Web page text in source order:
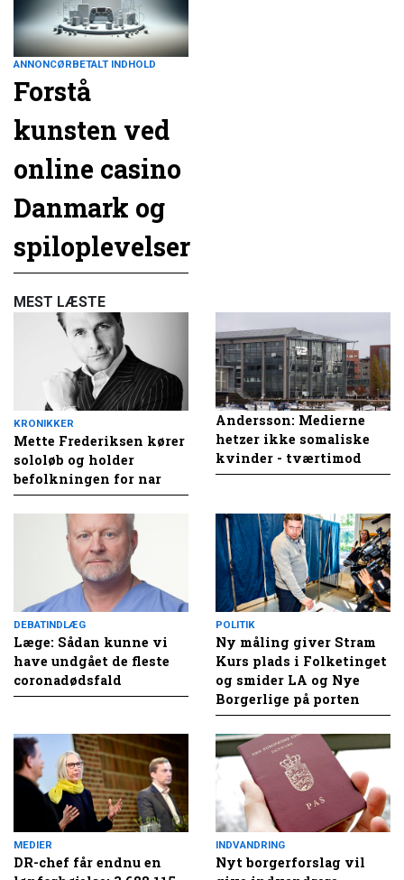
ANNONCØRBETALT INDHOLD
Forstå
kunsten ved
online casino
Danmark og
spiloplevelser
MEST LÆSTE
KRONIKKER
Mette Frederiksen kører
sololøb og holder
befolkningen for nar
Andersson: Medierne
hetzer ikke somaliske
kvinder - tværtimod
DEBATINDLÆG
Læge: Sådan kunne vi
have undgået de fleste
coronadødsfald
POLITIK
Ny måling giver Stram
Kurs plads i Folketinget
og smider LA og Nye
Borgerlige på porten
MEDIER
DR-chef får endnu en
INDVANDRING
Nyt borgerforslag vil